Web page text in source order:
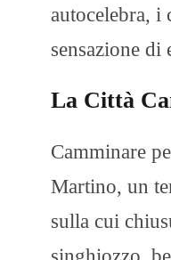
autocelebra, i
sensazione di
La Città
Camminare
Martino, un
sulla cui